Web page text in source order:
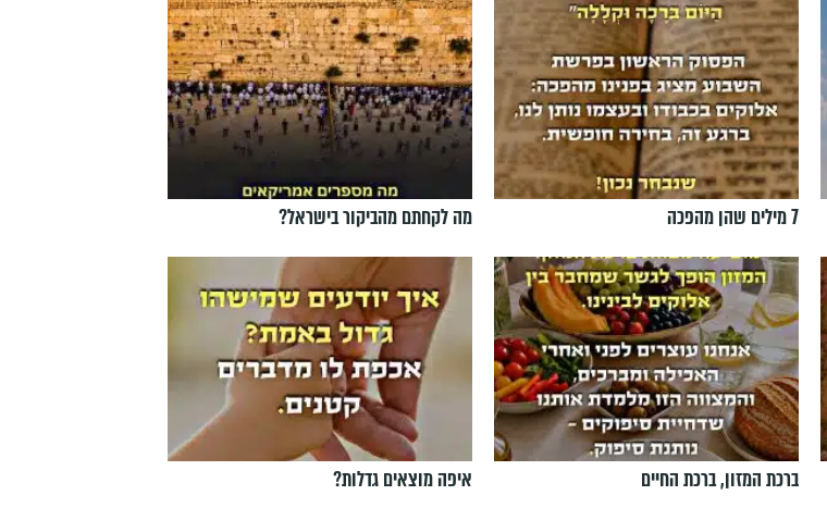
7 מילים שהן מהפכה מה לקחתם מהביקור בישראל?
ברכת המזון, ברכת החיים איפה מוצאים גדלות?